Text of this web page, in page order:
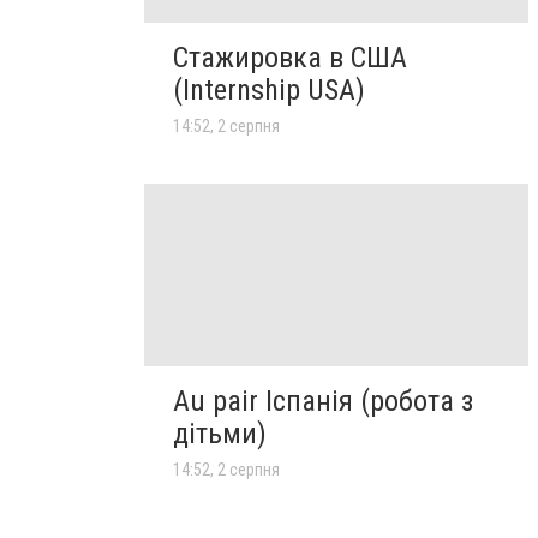
Стажировка в США
(Internship USA)
14:52, 2 серпня
Au pair Іспанія (робота з
дітьми)
14:52, 2 серпня